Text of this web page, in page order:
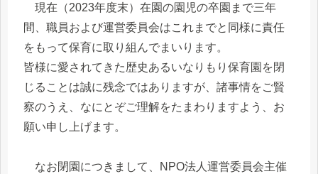
現在（2023年度末）在園の園児の卒園まで三年
間、職員および運営委員会はこれまでと同様に責任
をもって保育に取り組んでまいります。
皆様に愛されてきた歴史あるいなりもり保育園を閉
じることは誠に残念ではありますが、諸事情をご賢
察のうえ、なにとぞご理解をたまわりますよう、お
願い申し上げます。
なお閉園につきまして、NPO法人運営委員会主催